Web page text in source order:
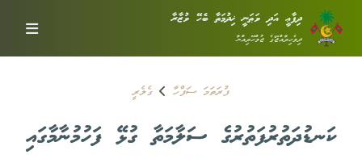
ދިފާޢީ އަދި ވަޠަނީ ޚިދުމަތާ ބެހޭ ވުޒާރާ
ދިވެހިރާއްޖޭގެ ޖުމްހޫރިއްޔާ
ފުރަތަމަ ސަފްހާ ގެލެރީ
ކަނޑުދަތުރުފަތުރުގެ ސަލާމަތާ ގުޅޭ ފަހުމުނާމާގައި